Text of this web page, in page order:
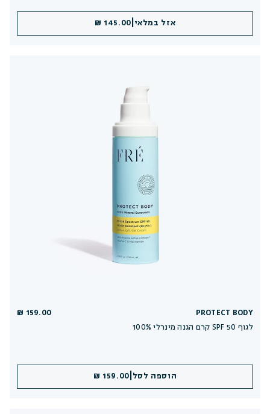
אזל במלאי 145.00 ₪
PROTECT BODY
100% קרם הגנה מינרלי SPF 50 לגוף
159.00 ₪
הוספה לסל 159.00 ₪